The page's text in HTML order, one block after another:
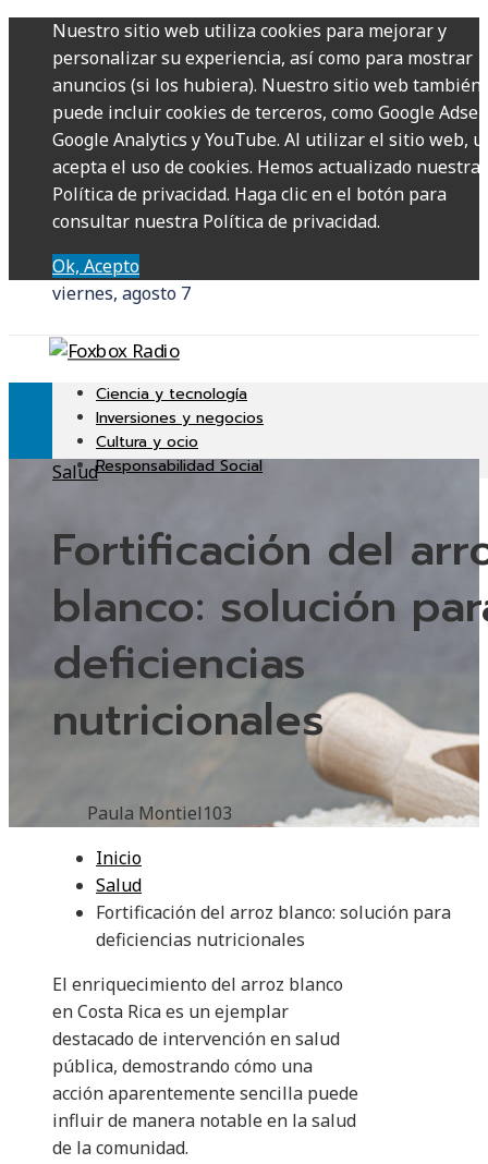
Nuestro sitio web utiliza cookies para mejorar y
personalizar su experiencia, así como para mostrar
anuncios (si los hubiera). Nuestro sitio web también
puede incluir cookies de terceros, como Google
Google Analytics y YouTube. Al utilizar el sitio web,
acepta el uso de cookies. Hemos actualizado nuestra
Política de privacidad. Haga clic en el botón para
consultar nuestra Política de privacidad.
Ok, Acepto
viernes, agosto 7
Ciencia y tecnología
Inversiones y negocios
Cultura y ocio
Responsabilidad Social
Salud
Fortificación del
blanco: solución
deficiencias
nutricionales
Paula Montiel103
Inicio
Salud
Fortificación del arroz blanco: solución para
deficiencias nutricionales
El enriquecimiento del arroz blanco
en Costa Rica es un ejemplar
destacado de intervención en salud
pública, demostrando cómo una
acción aparentemente sencilla puede
influir de manera notable en la salud
de la comunidad.